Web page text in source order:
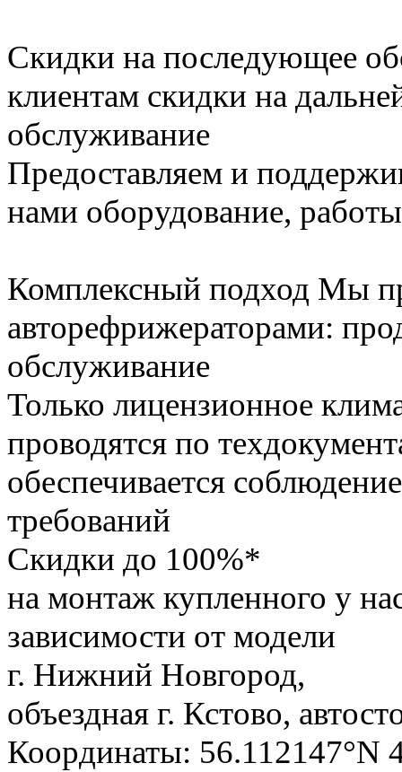
Скидки на последующее
клиентам скидки на
обслуживание
Предоставляем и
нами оборудование,
Комплексный подход Мы
авторефрижераторами:
обслуживание
Только лицензионное
проводятся по
обеспечивается
требований
Скидки до 100%*
на монтаж купленного у
зависимости от модели
г. Нижний Новгород,
объездная г. Кстово,
Координаты: 56.112147°N